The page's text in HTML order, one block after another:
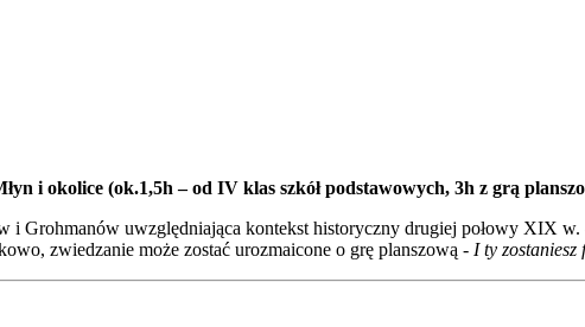
i okolice (ok.1,5h – od IV klas szkół podstawowych, 3h z grą
i Grohmanów uwzględniająca kontekst historyczny drugiej połowy XIX
zwiedzanie może zostać urozmaicone o grę planszową - I ty zostaniesz